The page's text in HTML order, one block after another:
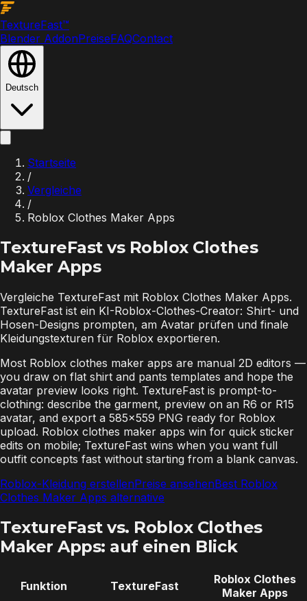
TextureFast™
Blender AddonPreiseFAQContact
Deutsch
Startseite
/
Vergleiche
/
Roblox Clothes Maker Apps
TextureFast vs Roblox Clothes
Maker Apps
Vergleiche TextureFast mit Roblox Clothes Maker Apps.
TextureFast ist ein KI-Roblox-Clothes-Creator: Shirt- und
Hosen-Designs prompten, am Avatar prüfen und finale
Kleidungstexturen für Roblox exportieren.
Most Roblox clothes maker apps are manual 2D editors —
you draw on flat shirt and pants templates and hope the
avatar preview looks right. TextureFast is prompt-to-
clothing: describe the garment, preview on an R6 or R15
avatar, and export a 585×559 PNG ready for Roblox
upload. Roblox clothes maker apps win for quick sticker
edits on mobile; TextureFast wins when you want full
outfit concepts fast without starting from a blank canvas.
Roblox-Kleidung erstellenPreise ansehenBest Roblox
Clothes Maker Apps alternative
TextureFast vs. Roblox Clothes
Maker Apps: auf einen Blick
Funktion TextureFast
Roblox Clothes
Maker Apps